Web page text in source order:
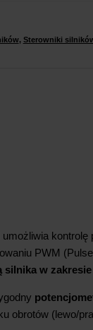
, Sterowniki
umożliwia kontrolę
PWM
w zakresie
obrotów (lewo/